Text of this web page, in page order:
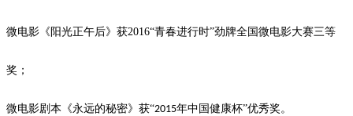
微电影《阳光正午后》获2016“青春进行时”劲牌全国微电影大赛三等
奖；
微电影剧本《永远的秘密》获“2015年中国健康杯”优秀奖。